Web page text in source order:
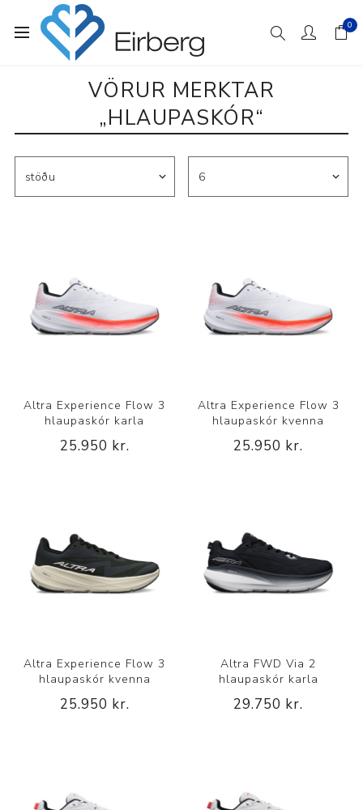
0
VÖRUR MERKTAR
„HLAUPASKÓR“
Altra Experience Flow 3
hlaupaskór karla
25.950 kr.
Altra Experience Flow 3
hlaupaskór kvenna
25.950 kr.
Altra Experience Flow 3
hlaupaskór kvenna
25.950 kr.
Altra FWD Via 2
hlaupaskór karla
29.750 kr.